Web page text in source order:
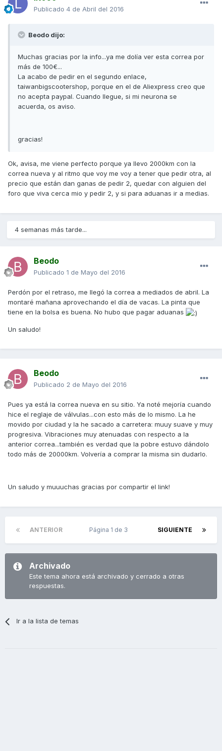
Publicado 4 de Abril del 2016
Beodo dijo:
Muchas gracias por la info...ya me dolía ver esta correa por
más de 100€...
La acabo de pedir en el segundo enlace,
taiwanbigscootershop, porque en el de Aliexpress creo que
no acepta paypal. Cuando llegue, si mi neurona se
acuerda, os aviso.
gracias!
Ok, avisa, me viene perfecto porque ya llevo 2000km con la
correa nueva y al ritmo que voy me voy a tener que pedir otra, al
precio que están dan ganas de pedir 2, quedar con alguien del
foro que viva cerca mio y pedir 2, y si para aduanas ir a medias.
4 semanas más tarde...
Beodo
Publicado 1 de Mayo del 2016
Perdón por el retraso, me llegó la correa a mediados de abril. La
montaré mañana aprovechando el día de vacas. La pinta que
tiene en la bolsa es buena. No hubo que pagar aduanas
Un saludo!
Beodo
Publicado 2 de Mayo del 2016
Pues ya está la correa nueva en su sitio. Ya noté mejoría cuando
hice el reglaje de válvulas...con esto más de lo mismo. La he
movido por ciudad y la he sacado a carretera: muuy suave y muy
progresiva. Vibraciones muy atenuadas con respecto a la
anterior correa...también es verdad que la pobre estuvo dándolo
todo más de 20000km. Volvería a comprar la misma sin dudarlo.
Un saludo y muuuchas gracias por compartir el link!
ANTERIOR SIGUIENTE
Página 1 de 3
Archivado
Este tema ahora está archivado y cerrado a otras
respuestas.
Ir a la lista de temas